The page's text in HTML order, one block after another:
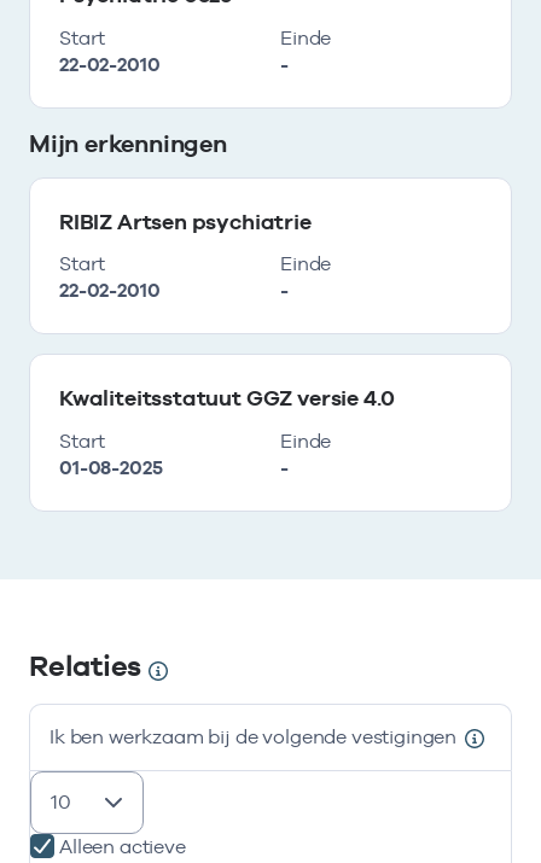
Start
22-02-2010
Einde
-
Mijn erkenningen
RIBIZ Artsen psychiatrie
Start
22-02-2010
Einde
-
Kwaliteitsstatuut GGZ versie 4.0
Start
01-08-2025
Einde
-
Relaties
Ik ben werkzaam bij de volgende vestigingen
Alleen actieve